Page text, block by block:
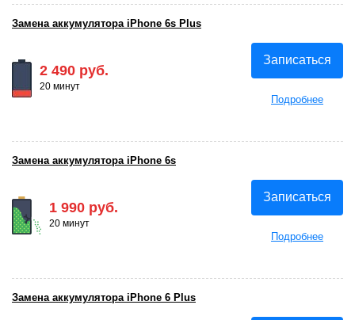
2 490 руб.
20 минут
Записаться
Подробнее
Замена аккумулятора iPhone 6s Plus
1 990 руб.
20 минут
Записаться
Подробнее
Замена аккумулятора iPhone 6s
Замена аккумулятора iPhone 6 Plus